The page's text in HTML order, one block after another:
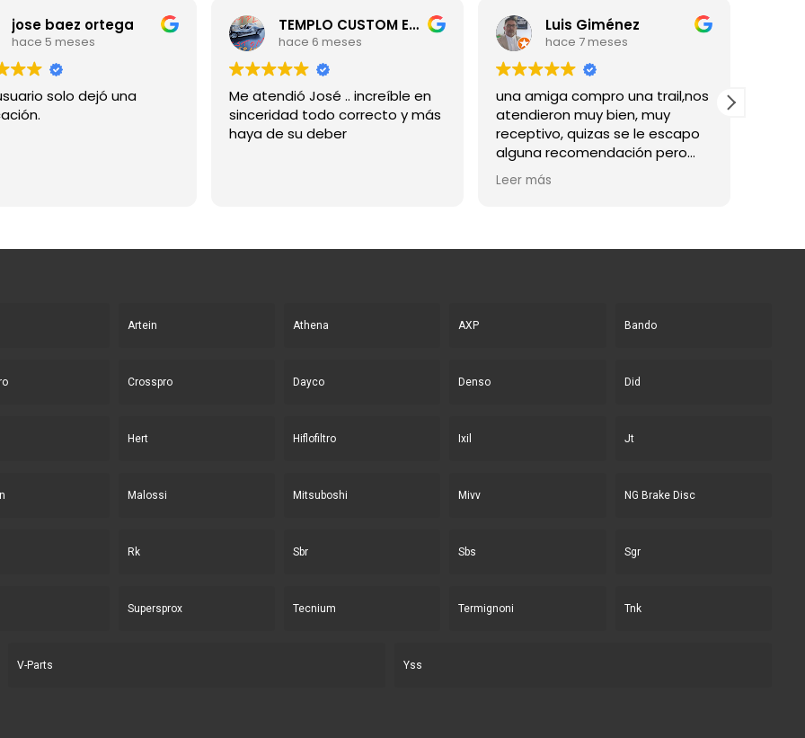
jose baez ortega
hace 5 meses
solo dejó una
TEMPLO CUSTOM ESPAMEX Macias Taboada
hace 6 meses
Me atendió José .. increíble en
sinceridad todo correcto y más
haya de su deber
Luis Giménez
hace 7 meses
una amiga compro una trail,nos
atendieron muy bien, muy
receptivo, quizas se le escapo
alguna recomendación pero
bueno nada importante
Leer más
Los
Artein Athena AXP Bando
Crosspro Dayco Denso Did
Hert Hiflofiltro Ixil Jt
Malossi Mitsuboshi Mivv NG Brake Disc
Rk Sbr Sbs Sgr
Supersprox Tecnium Termignoni Tnk
V-Parts Yss